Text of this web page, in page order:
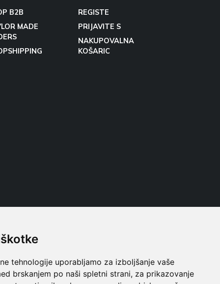
tehnologije uporabljamo za izboljšanje vaše
brskanjem po naši spletni strani, za prikazovanje
B2B
MADE
REGISTE
PRIJAVITE S
NAKUPOVALNA
KOŠARIC